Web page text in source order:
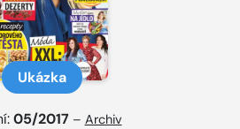
Ukázka
05/2017 – Archiv